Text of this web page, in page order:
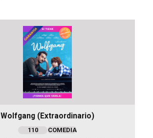
Wolfgang (Extraordinario)
110 COMEDIA